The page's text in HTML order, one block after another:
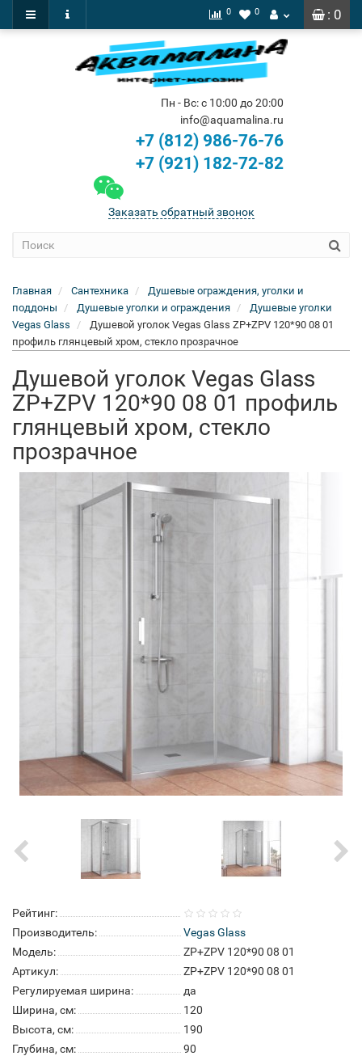
: 0
0 0
Пн - Вс: с 10:00 до 20:00
info@aquamalina.ru
+7 (812) 986-76-76
+7 (921) 182-72-82
Заказать обратный звонок
Главная Сантехника
Душевые ограждения, уголки и
поддоны
Душевые уголки и ограждения
Душевые уголки
Vegas Glass
Душевой уголок Vegas Glass ZP+ZPV 120*90 08 01
профиль глянцевый хром, стекло прозрачное
Душевой уголок Vegas Glass
ZP+ZPV 120*90 08 01 профиль
глянцевый хром, стекло
прозрачное
Рейтинг:
Производитель:
Vegas Glass
Модель:
ZP+ZPV 120*90 08 01
Артикул:
ZP+ZPV 120*90 08 01
Регулируемая ширина:
да
Ширина, см:
120
Высота, см:
190
Глубина, см:
90